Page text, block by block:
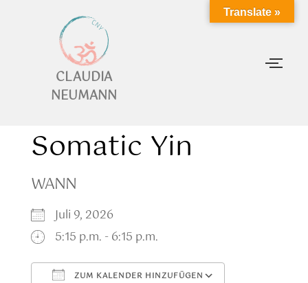
CLAUDIA
NEUMANN
Somatic Yin
WANN
Juli 9, 2026
5:15 p.m. - 6:15 p.m.
ZUM KALENDER HINZUFÜGEN
Translate »